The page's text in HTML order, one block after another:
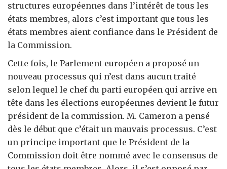
structures européennes dans l’intérêt de tous les
états membres, alors c’est important que tous les
états membres aient confiance dans le Président de
la Commission.
Cette fois, le Parlement européen a proposé un
nouveau processus qui n’est dans aucun traité
selon lequel le chef du parti européen qui arrive en
tête dans les élections européennes devient le futur
président de la commission. M. Cameron a pensé
dès le début que c’était un mauvais processus. C’est
un principe important que le Président de la
Commission doit être nommé avec le consensus de